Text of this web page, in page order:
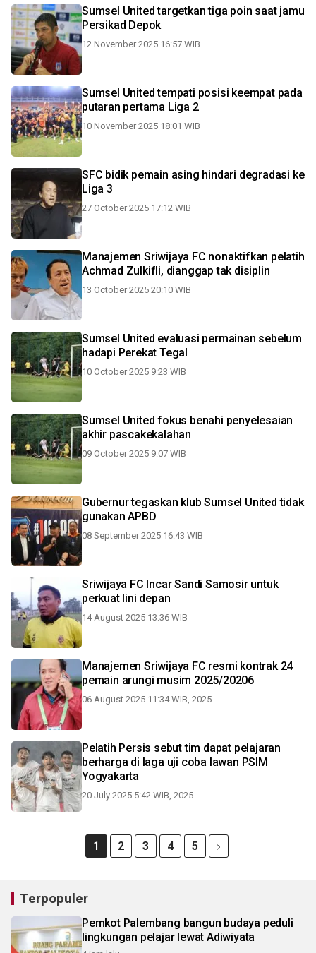
Sumsel United targetkan tiga poin saat jamu
Persikad Depok
12 November 2025 16:57 WIB
Sumsel United tempati posisi keempat pada
putaran pertama Liga 2
10 November 2025 18:01 WIB
SFC bidik pemain asing hindari degradasi ke
Liga 3
27 October 2025 17:12 WIB
Manajemen Sriwijaya FC nonaktifkan pelatih
Achmad Zulkifli, dianggap tak disiplin
13 October 2025 20:10 WIB
Sumsel United evaluasi permainan sebelum
hadapi Perekat Tegal
10 October 2025 9:23 WIB
Sumsel United fokus benahi penyelesaian
akhir pascakekalahan
09 October 2025 9:07 WIB
Gubernur tegaskan klub Sumsel United tidak
gunakan APBD
08 September 2025 16:43 WIB
Sriwijaya FC Incar Sandi Samosir untuk
perkuat lini depan
14 August 2025 13:36 WIB
Manajemen Sriwijaya FC resmi kontrak 24
pemain arungi musim 2025/20206
06 August 2025 11:34 WIB, 2025
Pelatih Persis sebut tim dapat pelajaran
berharga di laga uji coba lawan PSIM
Yogyakarta
20 July 2025 5:42 WIB, 2025
1 2 3 4 5
Terpopuler
Pemkot Palembang bangun budaya peduli
lingkungan pelajar lewat Adiwiyata